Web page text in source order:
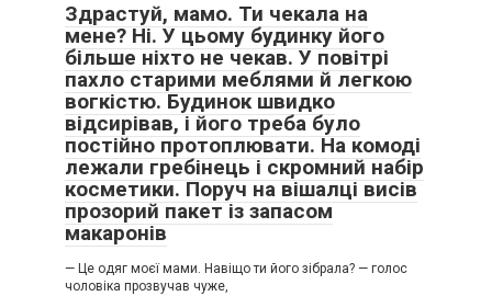
Здрастуй, мамо. Ти чекала на
мене? Ні. У цьому будинку його
більше ніхто не чекав. У повітрі
пахло старими меблями й легкою
вогкістю. Будинок швидко
відсирівав, і його треба було
постійно протоплювати. На комоді
лежали гребінець і скромний набір
косметики. Поруч на вішалці висів
прозорий пакет із запасом
макаронів
— Це одяг моєї мами. Навіщо ти його зібрала? — голос
чоловіка прозвучав чуже,